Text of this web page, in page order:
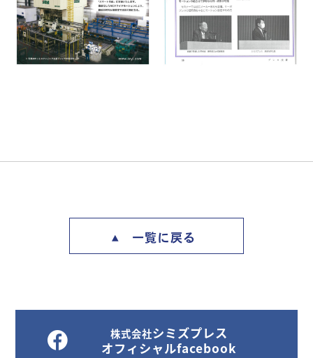
一覧に戻る
株式会社シミズプレス
オフィシャルfacebook